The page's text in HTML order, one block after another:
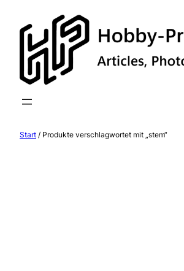
Inhalt
springen
Start / Produkte verschlagwortet mit „stem“